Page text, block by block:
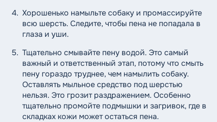
Хорошенько намыльте собаку и промассируйте
всю шерсть. Следите, чтобы пена не попадала в
глаза и уши.
Тщательно смывайте пену водой. Это самый
важный и ответственный этап, потому что смыть
пену гораздо труднее, чем намылить собаку.
Оставлять мыльное средство под шерстью
нельзя. Это грозит раздражением. Особенно
тщательно промойте подмышки и загривок, где в
складках кожи может остаться пена.